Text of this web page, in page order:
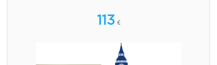
🏷️ Prix par mensualité : 75 €
✔️ Jusqu'au 31 juillet 2026 : inscription gratuite